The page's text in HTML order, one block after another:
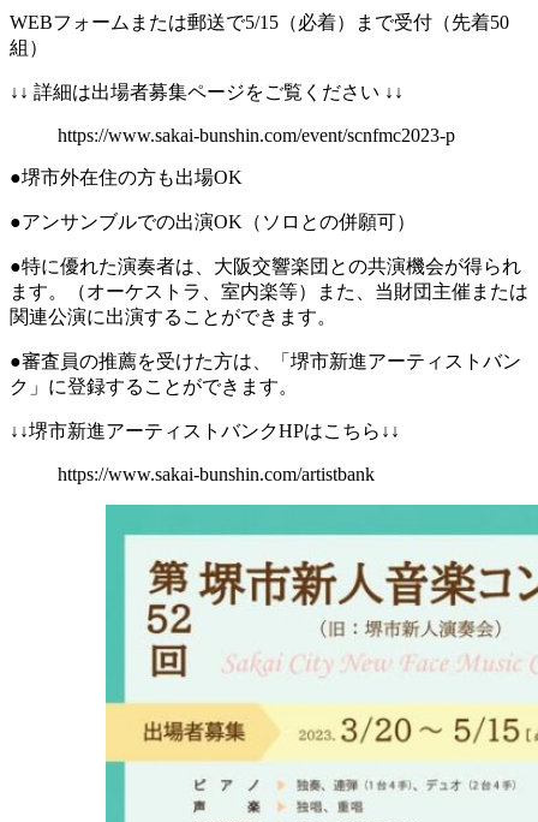
WEBフォームまたは郵送で5/15（必着）まで受付（先着50
組）
↓↓ 詳細は出場者募集ページをご覧ください ↓↓
https://www.sakai-bunshin.com/event/scnfmc2023-p
●堺市外在住の方も出場OK
●アンサンブルでの出演OK（ソロとの併願可）
●特に優れた演奏者は、大阪交響楽団との共演機会が得られ
ます。（オーケストラ、室内楽等）また、当財団主催または
関連公演に出演することができます。
●審査員の推薦を受けた方は、「堺市新進アーティストバン
ク」に登録することができます。
↓↓堺市新進アーティストバンクHPはこちら↓↓
https://www.sakai-bunshin.com/artistbank